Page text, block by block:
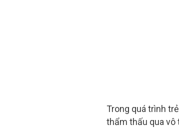
Trong quá trình
thẩm thấu qua vô